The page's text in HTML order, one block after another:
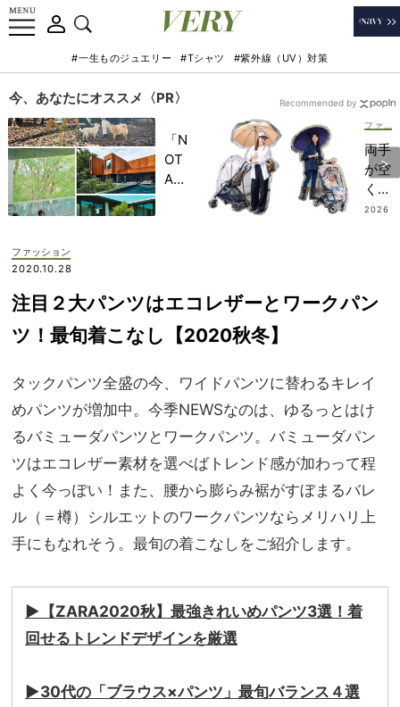
#一生ものジュエリー #Tシャツ #紫外線（UV）対策
今、あなたにオススメ〈PR〉
「N
OT
A
記憶
生残
【極
上の
家族
旅】
を
両手
が空
くか
ら快
マの
ー名
品」
ゃれ
SN
2026
Recommended by
ファッション
2020.10.28
注目２大パンツはエコレザーとワークパン
ツ！最旬着こなし【2020秋冬】
タックパンツ全盛の今、ワイドパンツに替わるキレイ
めパンツが増加中。今季NEWSなのは、ゆるっとはけ
るバミューダパンツとワークパンツ。バミューダパン
ツはエコレザー素材を選べばトレンド感が加わって程
よく今っぽい！また、腰から膨らみ裾がすぼまるバレ
ル（＝樽）シルエットのワークパンツならメリハリ上
手にもなれそう。最旬の着こなしをご紹介します。
▶︎【ZARA2020秋】最強きれいめパンツ3選！着
回せるトレンドデザインを厳選
▶︎30代の「ブラウス×パンツ」最旬バランス４選